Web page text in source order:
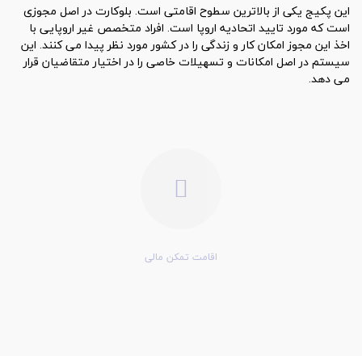
این پکیج یکی از بالاترین سطوح اقامتی است. بلوکارت در اصل مجوزی
است که مورد تایید اتحادیه اروپا است. افراد متخصص غیر اروپایی با
اخذ این مجوز امکان کار و زندگی را در کشور مورد نظر پیدا می کنند. این
سیستم در اصل امکانات و تسهیلات خاصی را در اختیار متقاضیان قرار
می دهد.
اقامت تمکن مالی